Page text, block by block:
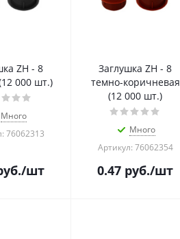
ZH - 8
000 шт.)
Много
76062313
/шт
Заглушка ZH - 8
темно-коричневая
(12 000 шт.)
Много
Артикул: 76062354
0.47 руб./шт